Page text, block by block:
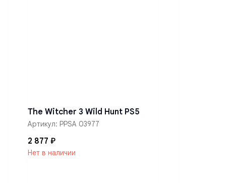
The Witcher 3 Wild Hunt PS5
Артикул: PPSA 03977
2 877 ₽
Нет в наличии